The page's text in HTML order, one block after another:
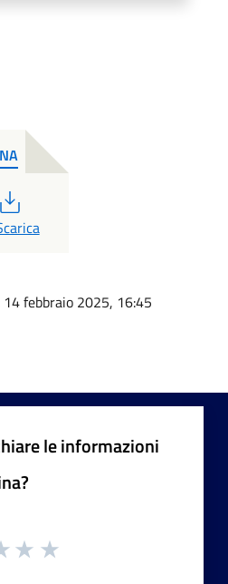
14 febbraio 2025, 16:45
le informazioni